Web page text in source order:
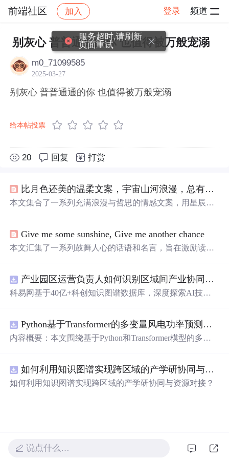
前端社区 加入 登录 频道
社区 前端社区 感慨 帖子详情
别灰心 普普通通的你 也值得被万般宠溺
m0_71099585
2025-03-27
别灰心 普普通通的你 也值得被万般宠溺
给本帖投票
20 回复 打赏
比月色还美的温柔文案，宇宙山河浪漫，总有你
本文集合了一系列充满浪漫与哲思的情感文案，用星辰大
Give me some sunshine, Give me another chance
本文汇集了一系列鼓舞人心的话语和名言，旨在激励读者
言，强调了微笑、坚持和努力的重要性。
产业园区运营负责人如何识别区域间产业协同机会？.docx
科易网基于40亿+科创知识图谱数据库，深度探索AI技术
新领域的AI+数智化解决方案，推动科技创新与产业创新
智能化发展。
Python基于Transformer的多变量风电功率预测研究
内容概要：本文围绕基于Python和Transformer模型的多变
温度、湿度等多种气象及运行变量作为输入特征，构建高
精度预测模型。为进一步提升预测的稳健性与可靠性，研
（如PyTorch或TensorFlow）的研究生、科研人员，以及从
如何利用知识图谱实现跨区域的产学研协同与资源对接？.docx
如何利用知识图谱实现跨区域的产学研协同与资源对接？
说点什么…
服务超时,请刷新
页面重试